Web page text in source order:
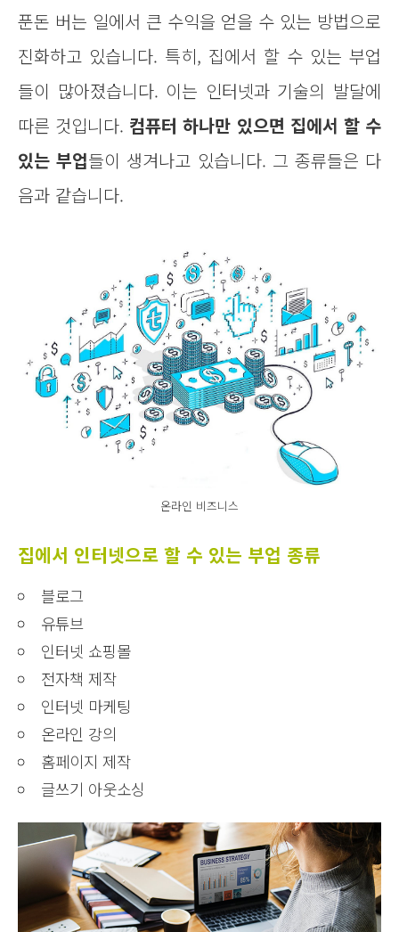
푼돈 버는 일에서 큰 수익을 얻을 수 있는 방법으로
진화하고 있습니다. 특히, 집에서 할 수 있는 부업
들이 많아졌습니다. 이는 인터넷과 기술의 발달에
따른 것입니다. 컴퓨터 하나만 있으면 집에서 할 수
있는 부업들이 생겨나고 있습니다. 그 종류들은 다
음과 같습니다.
온라인 비즈니스
집에서 인터넷으로 할 수 있는 부업 종류
블로그
유튜브
인터넷 쇼핑몰
전자책 제작
인터넷 마케팅
온라인 강의
홈페이지 제작
글쓰기 아웃소싱